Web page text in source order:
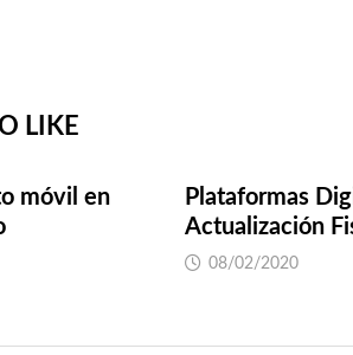
LIKE
móvil en
Plataformas
Actualización
08/02/2020